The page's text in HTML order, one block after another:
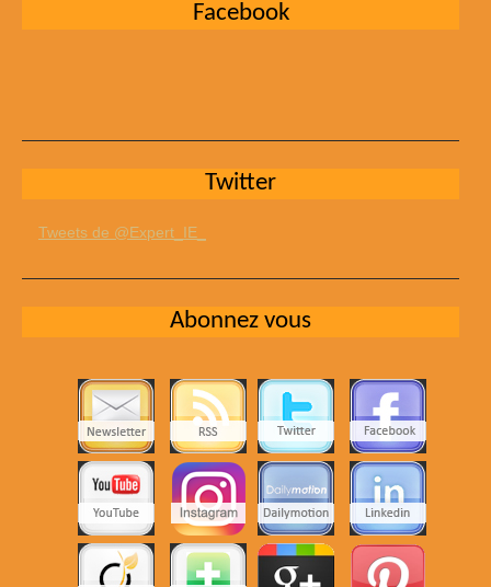
Facebook
Twitter
Tweets de @Expert_IE_
Abonnez vous